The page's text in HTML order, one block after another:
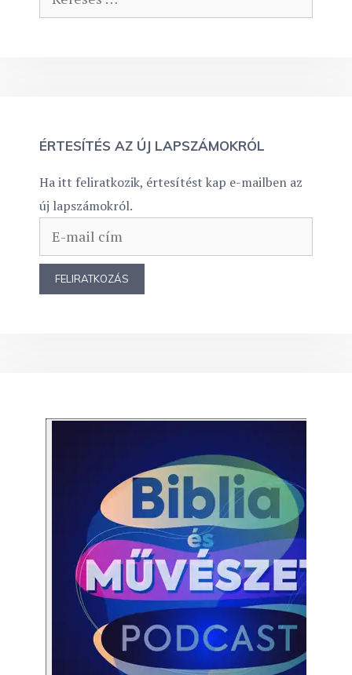
ÉRTESÍTÉS AZ ÚJ LAPSZÁMOKRÓL
Ha itt feliratkozik, értesítést kap e-mailben az
új lapszámokról.